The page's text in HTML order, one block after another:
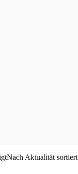
Nach Aktualität sortiert